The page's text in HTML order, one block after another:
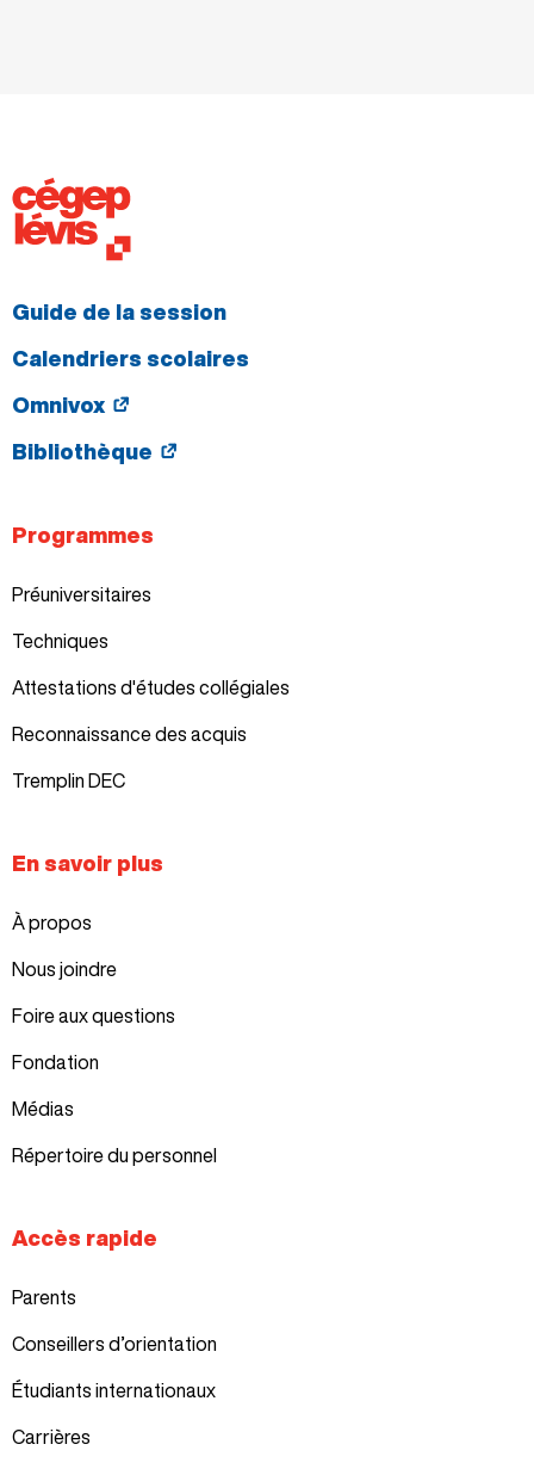
Guide de la session
Calendriers scolaires
Omnivox
Bibliothèque
Programmes
Préuniversitaires
Techniques
Attestations d'études collégiales
Reconnaissance des acquis
Tremplin DEC
En savoir plus
À propos
Nous joindre
Foire aux questions
Fondation
Médias
Répertoire du personnel
Accès rapide
Parents
Conseillers d’orientation
Étudiants internationaux
Carrières